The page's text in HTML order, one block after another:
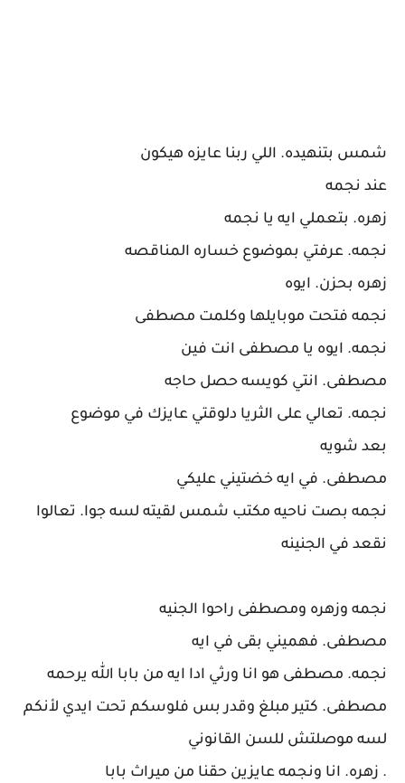
شمس بتنهيده. اللي ربنا عايزه هيكون
عند نجمه
زهره. بتعملي ايه يا نجمه
نجمه. عرفتي بموضوع خساره المناقصه
زهره بحزن. ايوه
نجمه فتحت موبايلها وكلمت مصطفى
نجمه. ايوه يا مصطفى انت فين
مصطفى. انتي كويسه حصل حاجه
نجمه. تعالي على الثريا دلوقتي عايزك في موضوع
بعد شويه
مصطفى. في ايه خضتيني عليكي
نجمه بصت ناحيه مكتب شمس لقيته لسه جوا. تعالوا
نقعد في الجنينه
نجمه وزهره ومصطفى راحوا الجنيه
مصطفى. فهميني بقى في ايه
نجمه. مصطفى هو انا ورثي ادا ايه من بابا الله يرحمه
مصطفى. كتير مبلغ وقدر بس فلوسكم تحت ايدي لأنكم
لسه موصلتش للسن القانوني
. زهره. انا ونجمه عايزين حقنا من ميراث بابا